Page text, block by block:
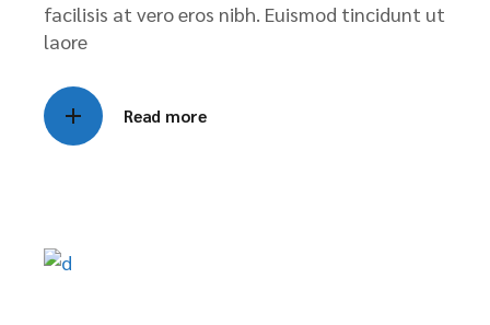
facilisis at vero eros nibh. Euismod tincidunt ut
laore
Read more